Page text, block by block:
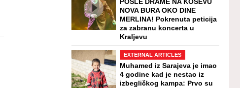
POSLE DRAME NA KOŠEVU
NOVA BURA OKO DINE
MERLINA! Pokrenuta peticija
za zabranu koncerta u
Kraljevu
EXTERNAL ARTICLES
Muhamed iz Sarajeva je imao
4 godine kad je nestao iz
izbegličkog kampa: Prvo su